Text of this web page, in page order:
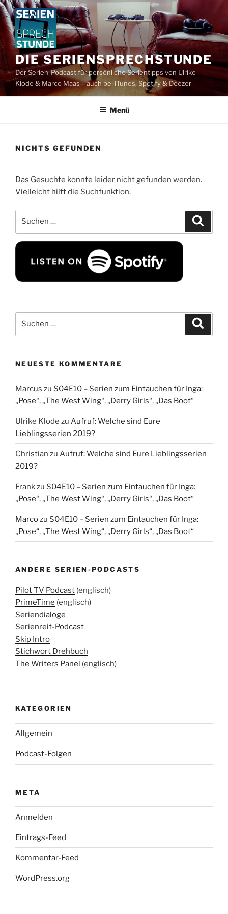
Zum
Inhalt
springen
DIE SERIENSPRECHSTUNDE
Der Serien-Podcast für persönliche Serientipps von Ulrike
Klode & Marco Maas – auch bei iTunes, Spotify & Deezer
Menü
NICHTS GEFUNDEN
Das Gesuchte konnte leider nicht gefunden werden.
Vielleicht hilft die Suchfunktion.
nach:
nach:
NEUESTE KOMMENTARE
Marcus zu S04E10 – Serien zum Eintauchen für Inga:
„Pose“, „The West Wing“, „Derry Girls“, „Das Boot“
Ulrike Klode zu Aufruf: Welche sind Eure
Lieblingsserien 2019?
Christian zu Aufruf: Welche sind Eure Lieblingsserien
2019?
Frankzu S04E10 – Serien zum Eintauchen für Inga:
„Pose“, „The West Wing“, „Derry Girls“, „Das Boot“
Marcozu S04E10 – Serien zum Eintauchen für Inga:
„Pose“, „The West Wing“, „Derry Girls“, „Das Boot“
ANDERE SERIEN-PODCASTS
Pilot TV Podcast (englisch)
PrimeTime (englisch)
Seriendialoge
Serienreif-Podcast
Skip Intro
Stichwort Drehbuch
The Writers Panel (englisch)
KATEGORIEN
Allgemein
Podcast-Folgen
META
Anmelden
Eintrags-Feed
Kommentar-Feed
WordPress.org